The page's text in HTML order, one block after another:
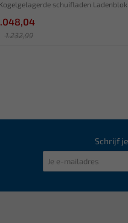
Kogelgelagerde schuifladen
1.232,99
Schrijf